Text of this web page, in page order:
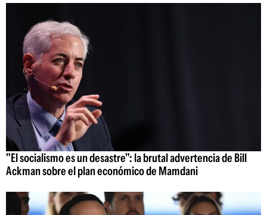
"El socialismo es un desastre": la brutal advertencia de Bill
Ackman sobre el plan económico de Mamdani